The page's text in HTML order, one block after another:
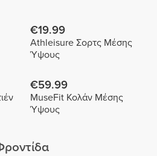
€19.99
Athleisure Σορτς Μέσης
Ύψους
€59.99
MuseFit Κολάν Μέσης
Ύψους